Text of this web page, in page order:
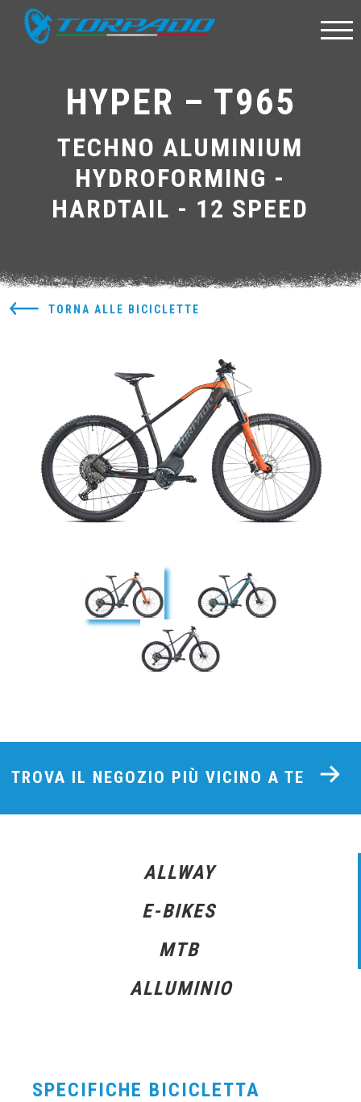
HYPER – T965
TECHNO ALUMINIUM
HYDROFORMING -
HARDTAIL - 12 SPEED
TORNA ALLE BICICLETTE
TROVA IL NEGOZIO PIÙ VICINO A TE
ALLWAY
E-BIKES
MTB
ALLUMINIO
SPECIFICHE BICICLETTA